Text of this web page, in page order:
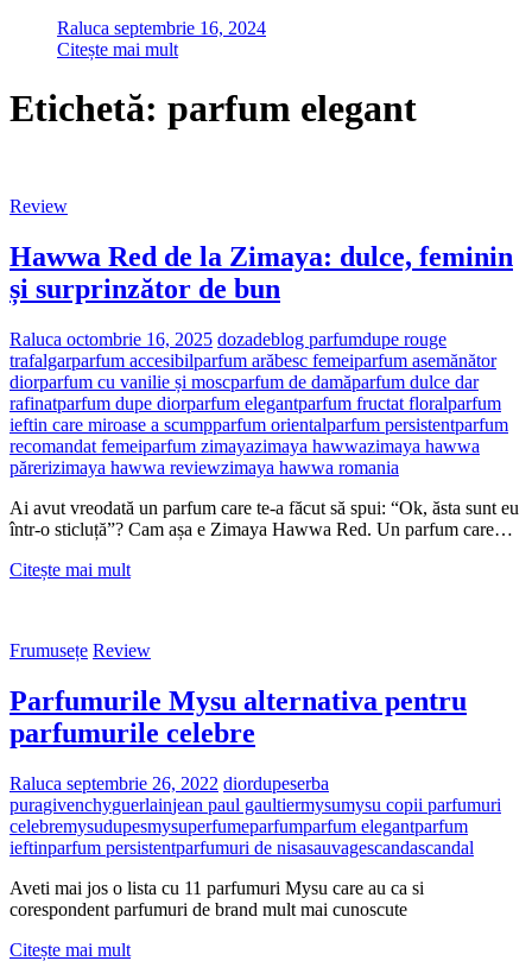
Raluca septembrie 16, 2024
Citește mai mult
Etichetă: parfum elegant
Review
Hawwa Red de la Zimaya: dulce, feminin
și surprinzător de bun
Raluca octombrie 16, 2025 dozadeblog parfumdupe rouge
trafalgarparfum accesibilparfum arăbesc femeiparfum asemănător
diorparfum cu vanilie și moscparfum de damăparfum dulce dar
rafinatparfum dupe diorparfum elegantparfum fructat floralparfum
ieftin care miroase a scumpparfum orientalparfum persistentparfum
recomandat femeiparfum zimayazimaya hawwazimaya hawwa
părerizimaya hawwa reviewzimaya hawwa romania
Ai avut vreodată un parfum care te-a făcut să spui: “Ok, ăsta sunt eu
într-o sticluță”? Cam așa e Zimaya Hawwa Red. Un parfum care…
Citește mai multHawwa
Zimaya:
feminin
și
surprinzător
bun
Frumusețe Review
Parfumurile Mysu alternativa pentru
parfumurile celebre
Raluca septembrie 26, 2022 diordupeserba
puragivenchyguerlainjean paul gaultiermysumysu copii parfumuri
celebremysudupesmysuperfumeparfumparfum elegantparfum
ieftinparfum persistentparfumuri de nisasauvagescandascandal
Aveti mai jos o lista cu 11 parfumuri Mysu care au ca si
corespondent parfumuri de brand mult mai cunoscute
Citește mai multParfumurile